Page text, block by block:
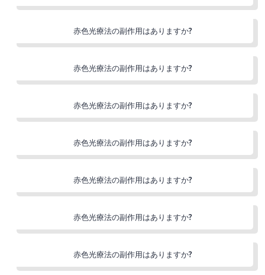
赤色光療法の副作用はありますか?
赤色光療法の副作用はありますか?
赤色光療法の副作用はありますか?
赤色光療法の副作用はありますか?
赤色光療法の副作用はありますか?
赤色光療法の副作用はありますか?
赤色光療法の副作用はありますか?